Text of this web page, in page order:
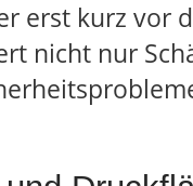
erst kurz vor
nicht nur